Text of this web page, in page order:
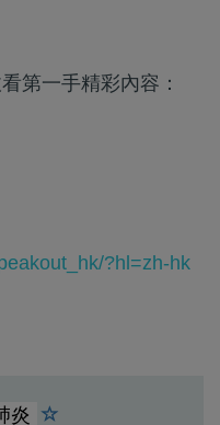
第一手精彩內容：
?hl=zh-hk
炎